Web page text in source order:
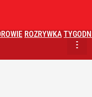
ROZRYWKA